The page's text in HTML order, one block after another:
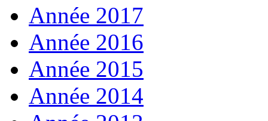
Année 2017
Année 2016
Année 2015
Année 2014